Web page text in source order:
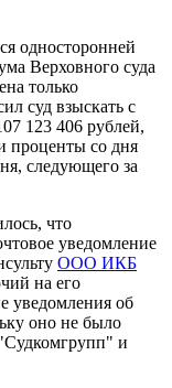
односторонней
Верховного суда
только
суд взыскать с
123 406 рублей,
проценты со дня
следующего за
что
уведомление
ООО ИКБ
на его
уведомления об
оно не было
и